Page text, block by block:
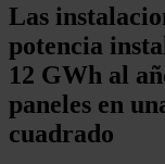
Las
potencia
12 GWh al
paneles en
cuadrado